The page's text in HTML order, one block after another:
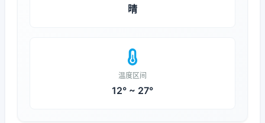
晴
温度区间
12° ~ 27°